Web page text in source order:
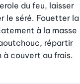
du feu, laisser
le séré. Fouetter la
à la masse
répartir
à couvert au frais.